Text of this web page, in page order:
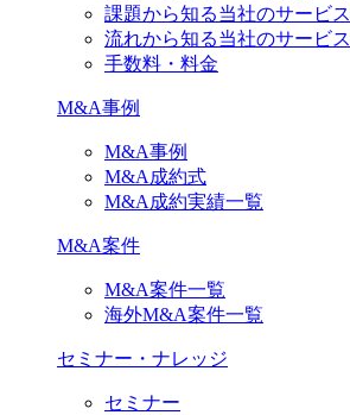
課題から知る当社のサービス
流れから知る当社のサービス
手数料・料金
M&A事例
M&A事例
M&A成約式
M&A成約実績一覧
M&A案件
M&A案件一覧
海外M&A案件一覧
セミナー・ナレッジ
セミナー